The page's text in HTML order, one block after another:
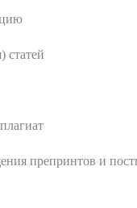
статей
препринтов и